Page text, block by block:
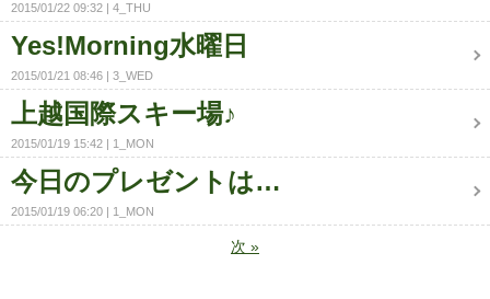
2015/01/22 09:32 4_THU
Yes!Morning水曜日
2015/01/21 08:46 3_WED
上越国際スキー場♪
2015/01/19 15:42 1_MON
今日のプレゼントは…
2015/01/19 06:20 1_MON
次 »